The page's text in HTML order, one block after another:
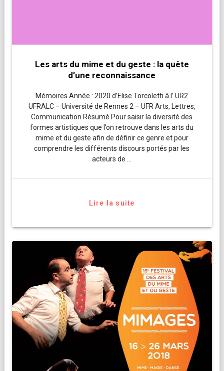
Les arts du mime et du geste : la quête
d’une reconnaissance
Mémoires Année : 2020 d’Elise Torcoletti à l’ UR2
UFRALC – Université de Rennes 2 – UFR Arts, Lettres,
Communication Résumé Pour saisir la diversité des
formes artistiques que l’on retrouve dans les arts du
mime et du geste afin de définir ce genre et pour
comprendre les différents discours portés par les
acteurs de …
Lire la suite